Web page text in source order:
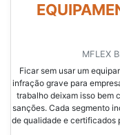
MFLEX
Ficar sem usar um
infração grave para
trabalho deixam isso bem
sanções. Cada segmento
de qualidade e certificados